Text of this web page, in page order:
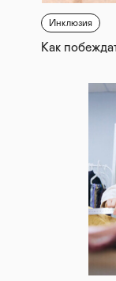
Инклюзия
Как